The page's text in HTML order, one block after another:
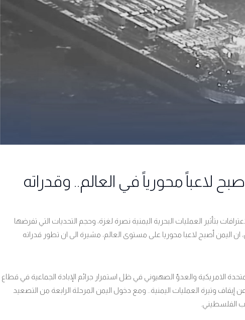
لاعباً محورياً في العالم.. وقدراته
بتأثير العمليات البحرية اليمنية نصرة لغزة، وحجم التحديات التي تفرضها
اليمن أصبح لاعبا محوريا على مستوى العالم، مشيرة الى ان تطور قدراته
الامريكية والعدوّ الصهيوني في ظل استمرار جرائم الإبادة الجماعية في قطاع
وتيرة العمليات اليمنية.. ومع دخول اليمن المرحلة الرابعة من التصعيد
الفلسطيني.